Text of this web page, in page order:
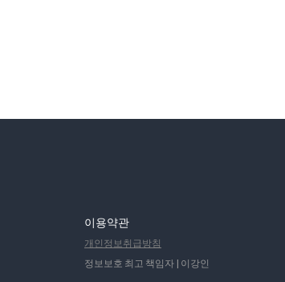
이용약관
개인정보취급방침
정보보호 최고 책임자 | 이강인